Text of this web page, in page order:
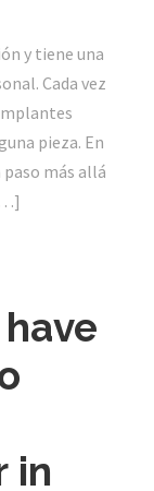
y tiene una
Cada vez
pieza. En
más allá
in